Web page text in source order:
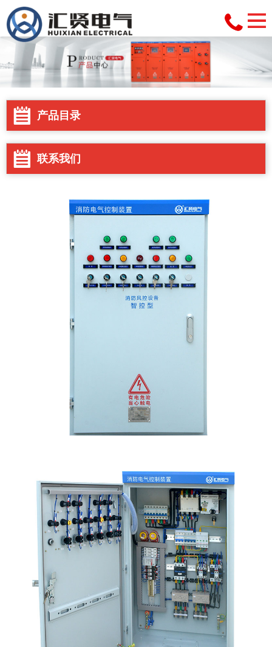
产品目录
联系我们